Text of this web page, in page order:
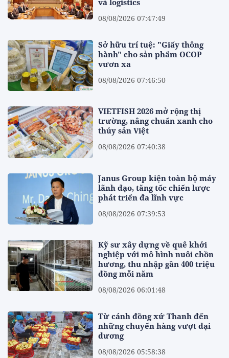
và logistics
08/08/2026 07:47:49
Sở hữu trí tuệ: "Giấy thông
hành" cho sản phẩm OCOP
vươn xa
08/08/2026 07:46:50
VIETFISH 2026 mở rộng thị
trường, nâng chuẩn xanh cho
thủy sản Việt
08/08/2026 07:40:38
Janus Group kiện toàn bộ máy
lãnh đạo, tăng tốc chiến lược
phát triển đa lĩnh vực
08/08/2026 07:39:53
Kỹ sư xây dựng về quê khởi
nghiệp với mô hình nuôi chồn
hương, thu nhập gần 400 triệu
đồng mỗi năm
08/08/2026 06:01:48
Từ cánh đồng xứ Thanh đến
những chuyến hàng vượt đại
dương
08/08/2026 05:58:38